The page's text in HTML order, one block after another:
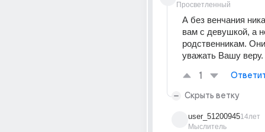
Просветленный
А без венчания
вам с девушкой, а
родственникам.
уважать Вашу веру.
1
Скрыть ветку
user_51200945
Мыслитель
14лет